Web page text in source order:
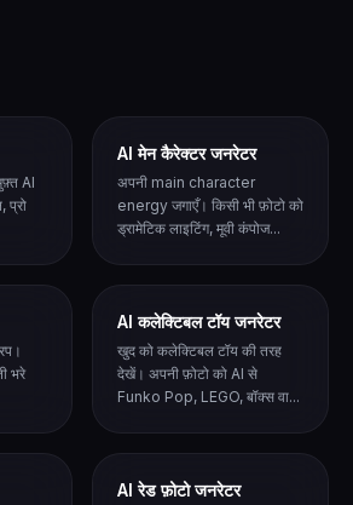
AI
प्रो
AI मेन कैरेक्टर जनरेटर
अपनी main character
energy जगाएँ। किसी भी फ़ोटो को
ड्रामेटिक लाइटिंग, मूवी कंपोज...
भरे
AI कलेक्टिबल टॉय जनरेटर
खुद को कलेक्टिबल टॉय की तरह
देखें। अपनी फ़ोटो को AI से
Funko Pop, LEGO, बॉक्स वा...
AI रेड फ़ोटो जनरेटर